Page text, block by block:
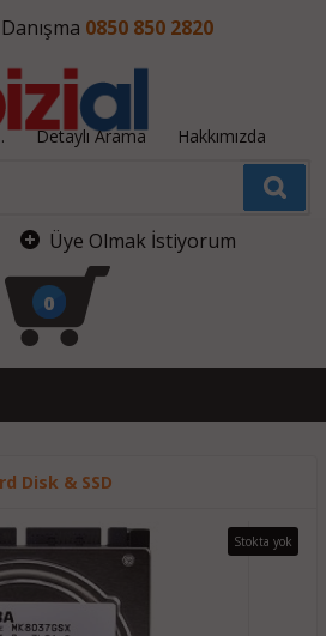
0850 850 2820
Detaylı Arama Hakkımızda
Üye Olmak İstiyorum
0
Disk & SSD
Stokta yok